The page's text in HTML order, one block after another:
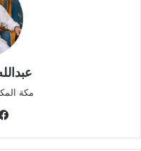
مكة